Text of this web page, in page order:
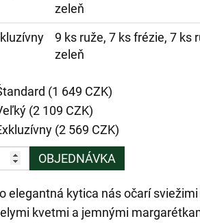
zeleň
9 ks ruže, 7 ks frézie, 7 ks
zeleň
(1 649 CZK)
(2 109 CZK)
(2 569 CZK)
OBJEDNÁVKA
elegantná kytica nás očarí
kvetmi a jemnými